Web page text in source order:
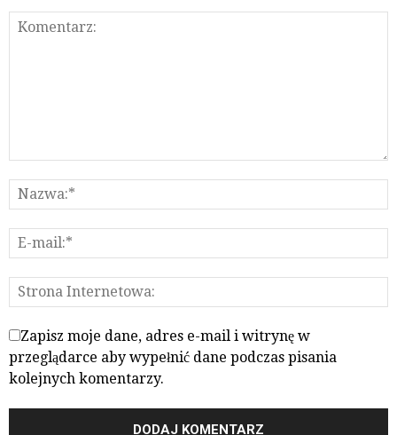
Zapisz moje dane, adres e-mail i witrynę w
przeglądarce aby wypełnić dane podczas pisania
kolejnych komentarzy.